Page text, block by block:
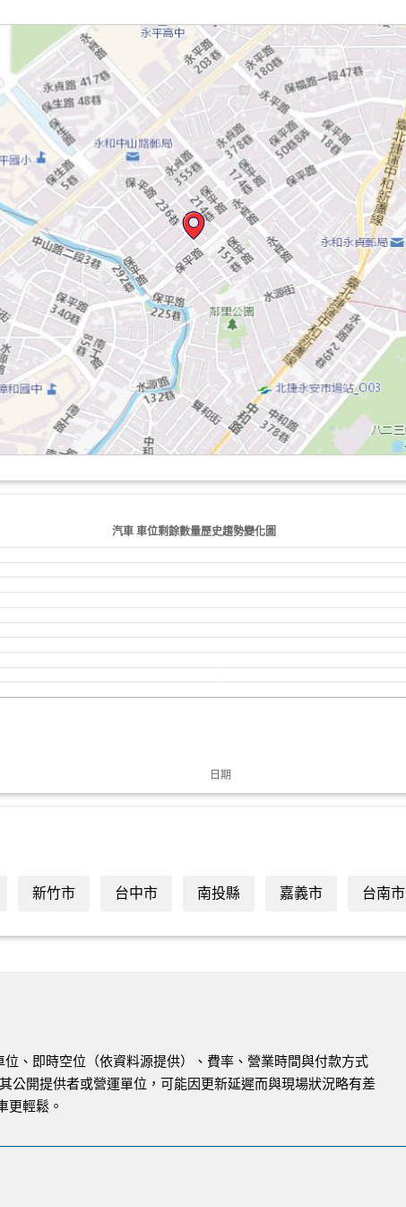
新竹市 台中市 南投縣 嘉義市 台南市
、即時空位（依資料源提供）、費率、營業時間與付款方式
公開提供者或營運單位，可能因更新延遲而與現場狀況略有差
更輕鬆。